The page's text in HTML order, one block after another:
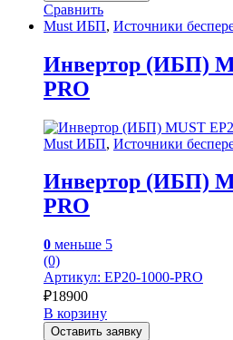
Сравнить
Must ИБП, Источники
Инвертор (ИБП)
PRO
Must ИБП, Источники
Инвертор (ИБП)
PRO
0 меньше 5
(0)
Артикул: EP20-1000-PRO
₽18900
В корзину
Оставить заявку